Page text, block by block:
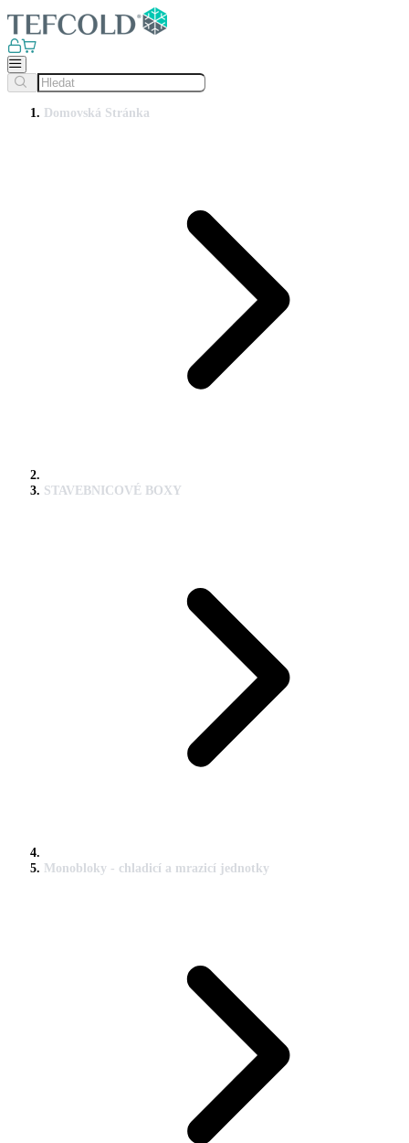
Domovská Stránka
STAVEBNICOVÉ BOXY
Monobloky - chladicí a mrazicí jednotky